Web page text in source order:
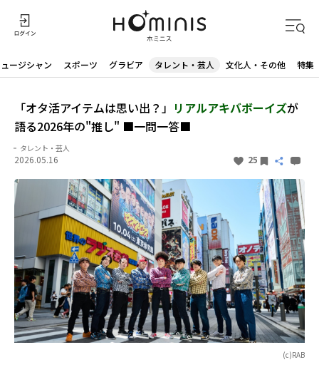
ージシャン スポーツ グラビア タレント・芸人 文化人・その他 特集
「オタ活アイテムは思い出？」 リアルアキバボーイズが
語る2026年の"推し" ■一問一答■
タレント・芸人
2026.05.16 25
(c)RAB